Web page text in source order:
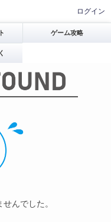
ログイン
ゲーム攻略
んでした。